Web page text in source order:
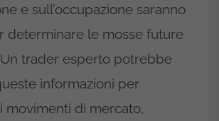
e sull’occupazione saranno
determinare le mosse future
trader esperto potrebbe
informazioni per
movimenti di mercato,